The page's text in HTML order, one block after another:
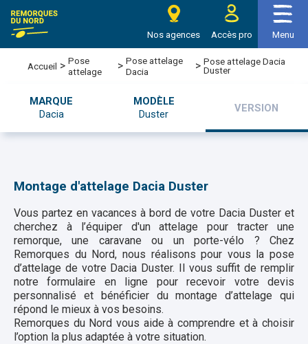
Nos agences Accès pro Menu
Accueil > Pose
attelage
> Pose attelage
Dacia
>Pose attelage Dacia
Duster
MARQUE
Dacia
MODÈLE
Duster
VERSION
Montage d'attelage Dacia Duster
Vous partez en vacances à bord de votre Dacia Duster et
cherchez à l’équiper d'un attelage pour tracter une
remorque, une caravane ou un porte-vélo ? Chez
Remorques du Nord, nous réalisons pour vous la pose
d’attelage de votre Dacia Duster. Il vous suffit de remplir
notre formulaire en ligne pour recevoir votre devis
personnalisé et bénéficier du montage d’attelage qui
répond le mieux à vos besoins.
Remorques du Nord vous aide à comprendre et à choisir
l’option la plus adaptée à votre situation.